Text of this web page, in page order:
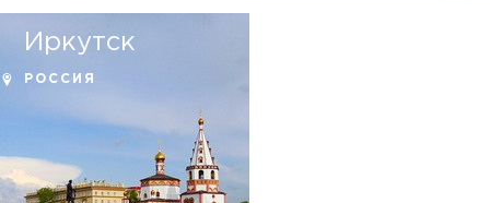
Иркутск
РОССИЯ